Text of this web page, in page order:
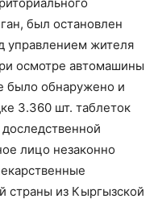
был остановлен
управлением жителя
осмотре автомашины
было обнаружено и
3.360 шт. таблеток
лицо незаконно
страны из Кыргызской